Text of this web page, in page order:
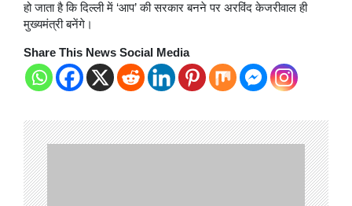
हो जाता है कि दिल्ली में ‘आप’ की सरकार बनने पर अरविंद केजरीवाल ही
मुख्यमंत्री बनेंगे।
Share This News Social Media